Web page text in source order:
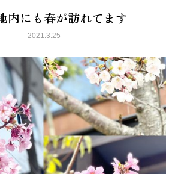
内にも春が訪れてます
2021.3.25